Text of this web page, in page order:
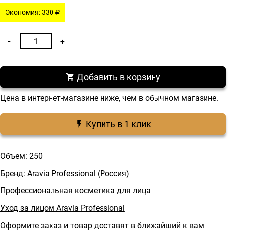
Экономия: 330 a
Добавить в корзину
Цена в интернет-магазине ниже, чем в обычном магазине.
Купить в 1 клик
Объем: 250
Бренд: Aravia Professional (Россия)
Профессиональная косметика для лица
Уход за лицом Aravia Professional
Оформите заказ и товар доставят в ближайший к вам